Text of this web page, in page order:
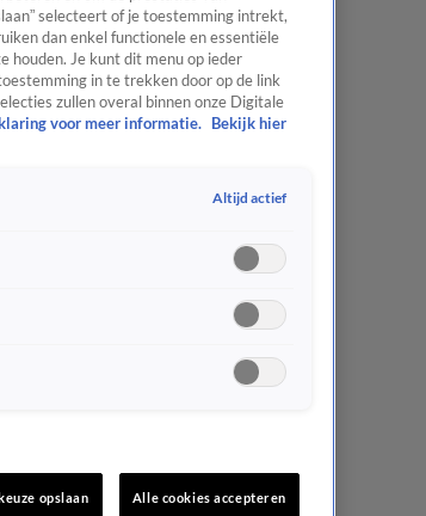
selecteert of je toestemming intrekt,
dan enkel functionele en essentiële
houden. Je kunt dit menu op ieder
in te trekken door op de link
zullen overal binnen onze Digitale
voor meer informatie.
Bekijk hier
Altijd actief
opslaan Alle cookies accepteren